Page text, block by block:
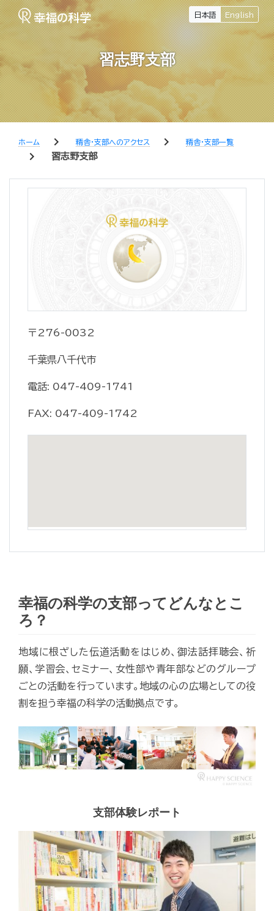
日本語 English
習志野支部
ホーム chevron_right 精舎・支部へのアクセス chevron_right 精舎・支部一覧
chevron_right 習志野支部
〒276-0032
千葉県八千代市
電話: 047-409-1741
FAX: 047-409-1742
幸福の科学の支部ってどんなとこ
ろ？
地域に根ざした伝道活動をはじめ、御法話拝聴会、祈
願、学習会、セミナー、女性部や青年部などのグループ
ごとの活動を行っています。地域の心の広場としての役
割を担う幸福の科学の活動拠点です。
支部体験レポート